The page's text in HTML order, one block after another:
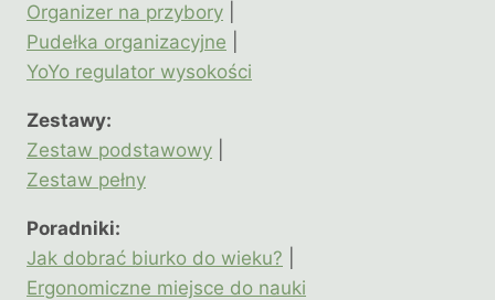
Organizer na przybory
Pudełka organizacyjne
YoYo regulator wysokości
Zestawy:
Zestaw podstawowy
Zestaw pełny
Poradniki:
Jak dobrać biurko do wieku?
Ergonomiczne miejsce do nauki